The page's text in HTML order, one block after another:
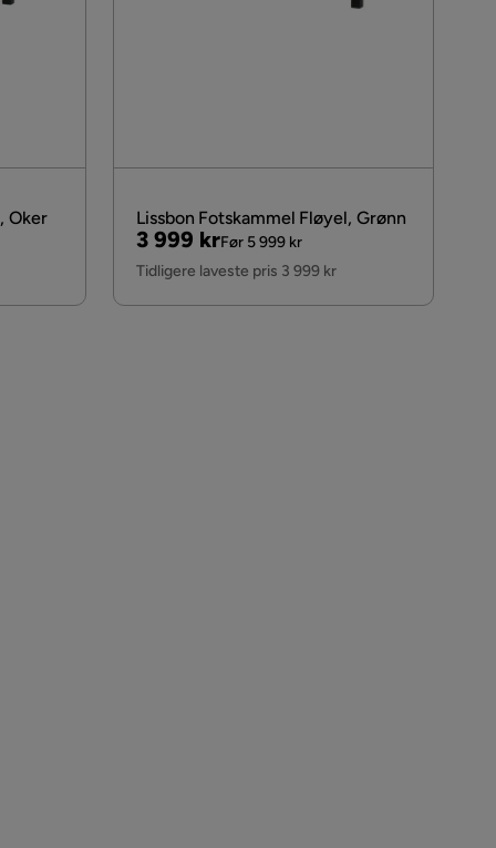
Oker Lissbon Fotskammel Fløyel, Grønn
Pris
3 999 kr
Original
Pris
Før 5 999 kr
Tidligere laveste pris 3 999 kr